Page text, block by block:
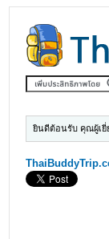
ยินดีต้อนรับ คุณผู้เยี่